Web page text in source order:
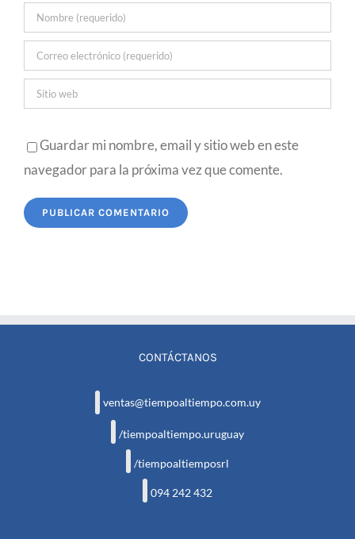
Guardar mi nombre, email y sitio web en este
navegador para la próxima vez que comente.
CONTÁCTANOS
ventas@tiempoaltiempo.com.uy
/tiempoaltiempo.uruguay
/tiempoaltiemposrl
094 242 432